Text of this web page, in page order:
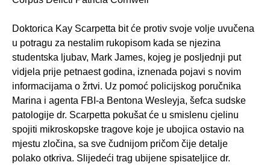
Doktorica Kay Scarpetta bit će protiv svoje volje uvučena
u potragu za nestalim rukopisom kada se njezina
studentska ljubav, Mark James, kojeg je posljednji put
vidjela prije petnaest godina, iznenada pojavi s novim
informacijama o žrtvi. Uz pomoć policijskog poručnika
Marina i agenta FBI-a Bentona Wesleyja, šefca sudske
patologije dr. Scarpetta pokušat će u smislenu cjelinu
spojiti mikroskopske tragove koje je ubojica ostavio na
mjestu zločina, sa sve čudnijom pričom čije detalje
polako otkriva. Slijedeći trag ubijene spisateljice dr.